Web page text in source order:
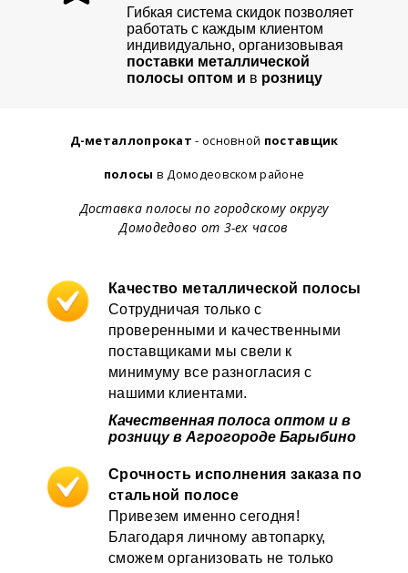
Гибкая система скидок позволяет
работать с каждым клиентом
индивидуально, организовывая
поставки металлической
полосы оптом и в розницу
Д-металлопрокат- основной поставщик
полосы в Домодеовском районе
Доставка полосы по городскому округу
Домодедово от 3-ех часов
Качество металлической полосы
Сотрудничая только с
проверенными и качественными
поставщиками мы свели к
минимуму все разногласия с
нашими клиентами.
Качественная полоса оптом и в
розницу в Агрогороде Барыбино
Срочность исполнения заказа по
стальной полосе
Привезем именно сегодня!
Благодаря личному автопарку,
сможем организовать не только